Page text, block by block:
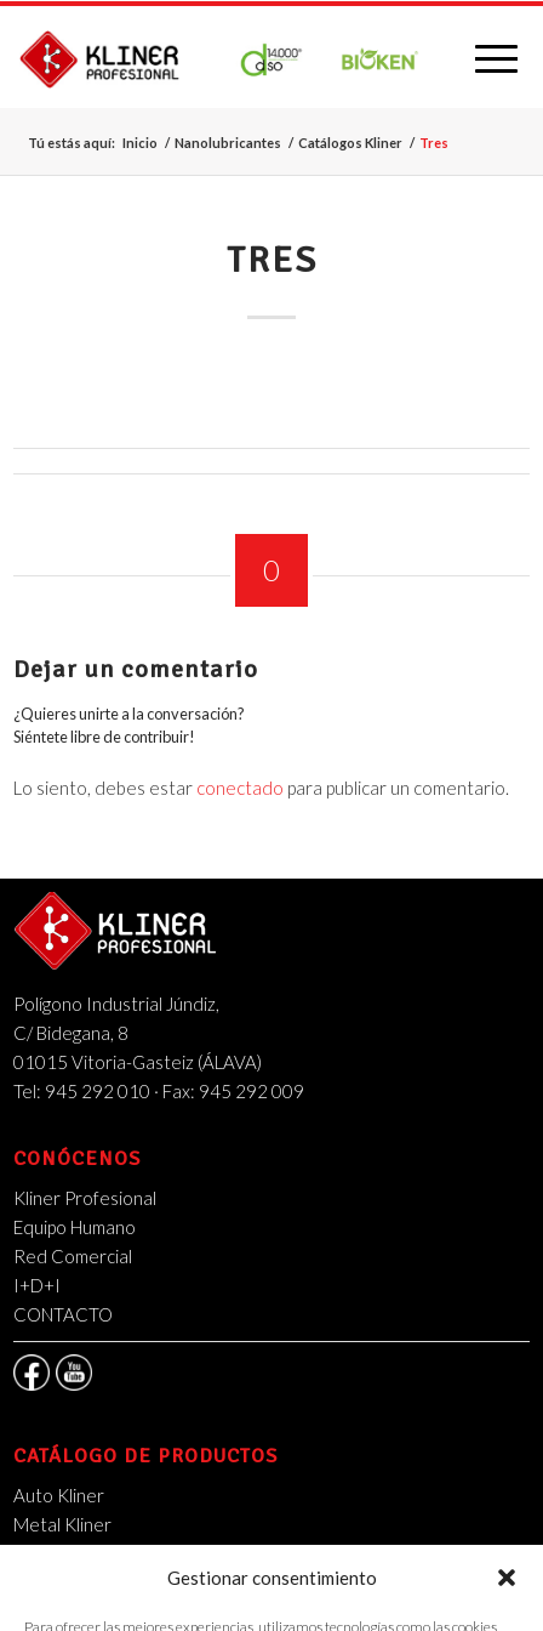
Gestionar consentimiento
Para ofrecer las mejores experiencias, utilizamos tecnologías como las cookies
Tú estás aquí: Inicio / Nanolubricantes / Catálogos Kliner / Tres
TRES
0
Dejar un comentario
¿Quieres unirte a la conversación?
Siéntete libre de contribuir!
Lo siento, debes estar conectado para publicar un comentario.
Polígono Industrial Júndiz,
C/ Bidegana, 8
01015 Vitoria-Gasteiz (ÁLAVA)
Tel: 945 292 010 · Fax: 945 292 009
CONÓCENOS
Kliner Profesional
Equipo Humano
Red Comercial
I+D+I
CONTACTO
CATÁLOGO DE PRODUCTOS
Auto Kliner
Metal Kliner